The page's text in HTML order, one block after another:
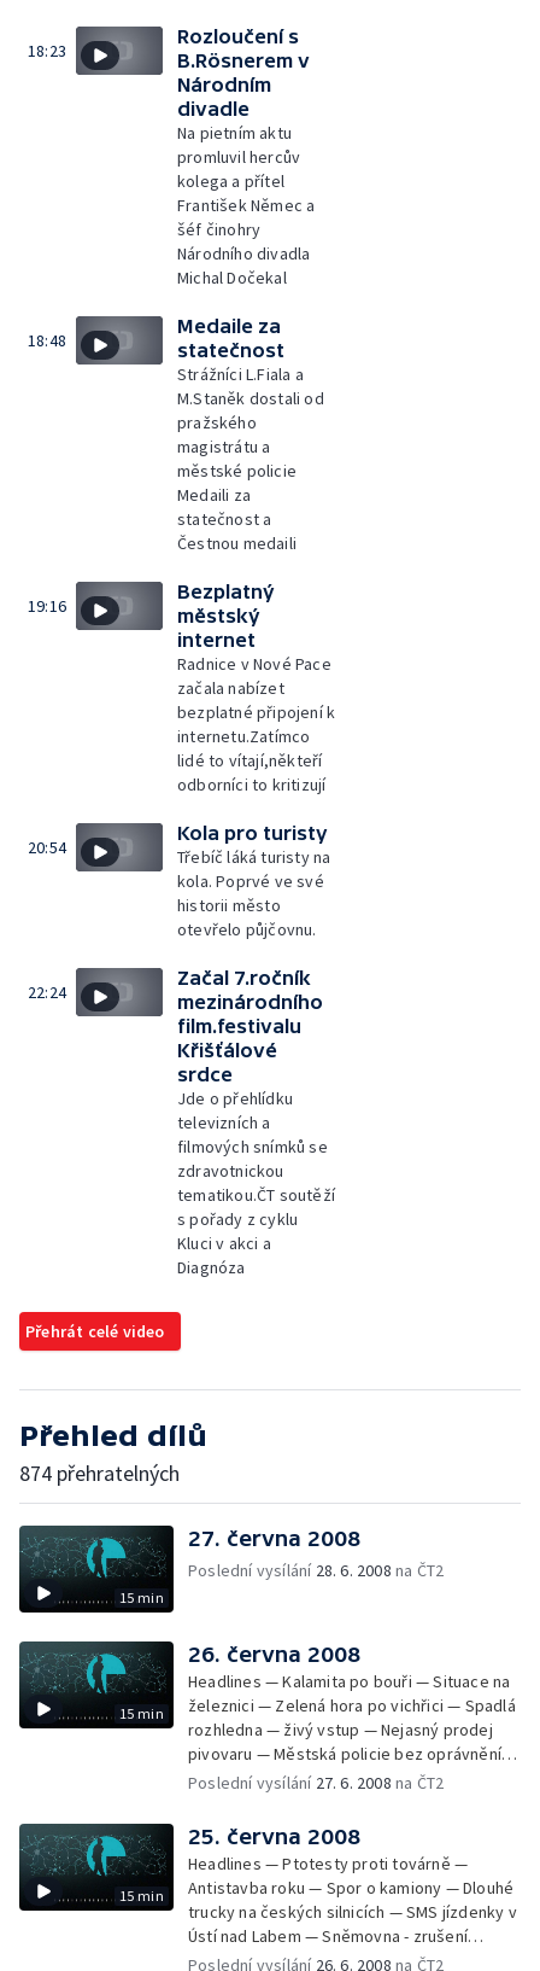
18:23
Rozloučení s
B.Rösnerem v
Národním
divadle
Na pietním aktu
promluvil hercův
kolega a přítel
František Němec a
šéf činohry
Národního divadla
Michal Dočekal
18:48
Medaile za
statečnost
Strážníci L.Fiala a
M.Staněk dostali od
pražského
magistrátu a
městské policie
Medaili za
statečnost a
Čestnou medaili
19:16
Bezplatný
městský
internet
Radnice v Nové Pace
začala nabízet
bezplatné připojení k
internetu.Zatímco
lidé to vítají,někteří
odborníci to kritizují
20:54
Kola pro turisty
Třebíč láká turisty na
kola. Poprvé ve své
historii město
otevřelo půjčovnu.
22:24
Začal 7.ročník
mezinárodního
film.festivalu
Křišťálové
srdce
Jde o přehlídku
televizních a
filmových snímků se
zdravotnickou
tematikou.ČT soutěží
s pořady z cyklu
Kluci v akci a
Diagnóza
Přehrát celé video
Přehled dílů
874 přehratelných
15 min
27. června 2008
Poslední vysílání 28. 6. 2008 na ČT2
15 min
26. června 2008
Headlines — Kalamita po bouři — Situace na
železnici — Zelená hora po vichřici — Spadlá
rozhledna — živý vstup — Nejasný prodej
pivovaru — Městská policie bez oprávnění
měřit rychlost — Zákon o odpadech —
Hodiny ze sbírek Pražského hradu
Poslední vysílání 27. 6. 2008 na ČT2
15 min
25. června 2008
Headlines — Ptotesty proti továrně —
Antistavba roku — Spor o kamiony — Dlouhé
trucky na českých silnicích — SMS jízdenky v
Ústí nad Labem — Sněmovna - zrušení
poplatků za novorozence a důchod — Stát
Poslední vysílání 26. 6. 2008 na ČT2